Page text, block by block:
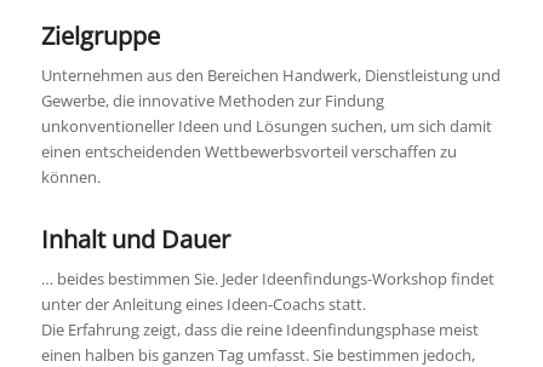
Zielgruppe
Unternehmen aus den Bereichen Handwerk, Dienstleistung und
Gewerbe, die innovative Methoden zur Findung
unkonventioneller Ideen und Lösungen suchen, um sich damit
einen entscheidenden Wettbewerbsvorteil verschaffen zu
können.
Inhalt und Dauer
… beides bestimmen Sie. Jeder Ideenfindungs-Workshop findet
unter der Anleitung eines Ideen-Coachs statt.
Die Erfahrung zeigt, dass die reine Ideenfindungsphase meist
einen halben bis ganzen Tag umfasst. Sie bestimmen jedoch,